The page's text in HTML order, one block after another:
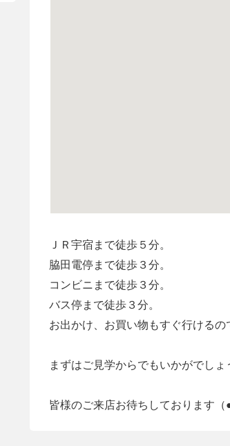
ＪＲ宇宿まで徒歩５分。
脇田電停まで徒歩３分。
コンビニまで徒歩３分。
バス停まで徒歩３分。
お出かけ、お買い物もすぐ行けるの
まずはご見学からでもいかがでし
皆様のご来店お待ちしております（